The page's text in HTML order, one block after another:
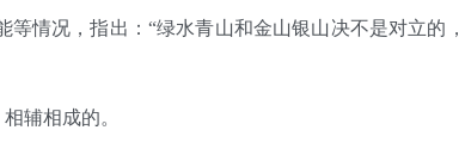
情况，指出：“绿水青山和金山银山决不是对立的
辅相成的。